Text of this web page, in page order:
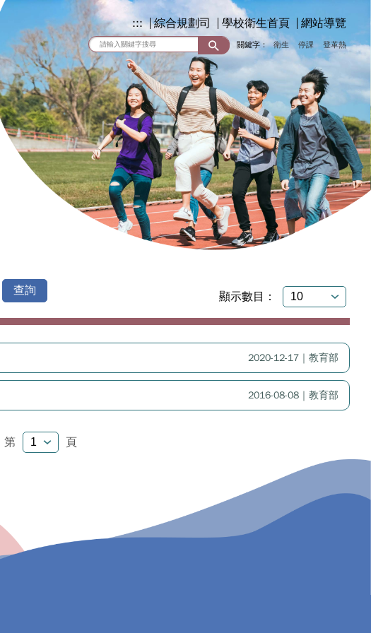
::: 綜合規劃司 學校衛生首頁 網站導覽
關鍵字： 衛生 停課 登革熱
查詢 顯示數目：
2020-12-17｜教育部
2016-08-08｜教育部
第 頁